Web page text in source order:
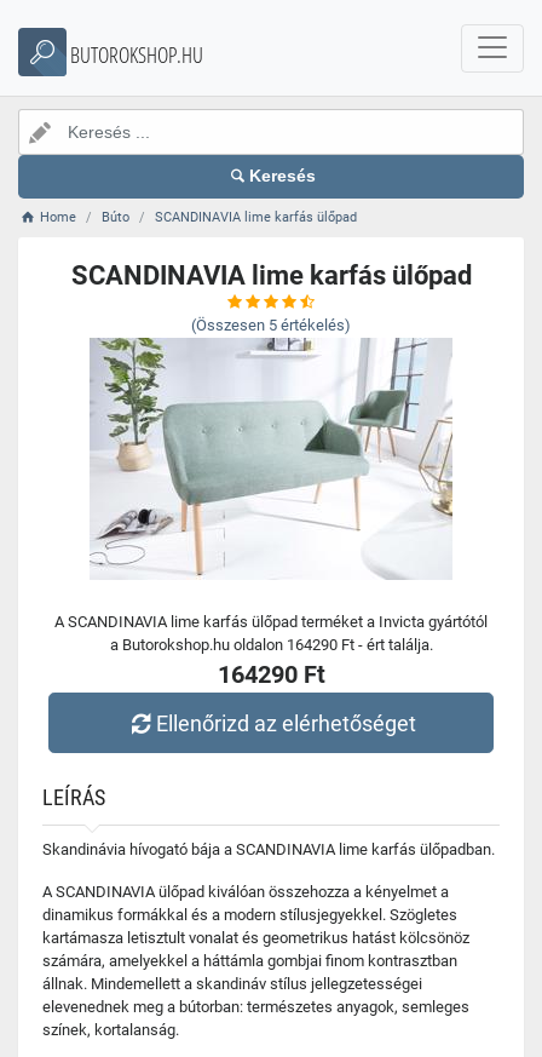
BUTOROKSHOP.HU
Keresés
Home Búto SCANDINAVIA lime karfás ülőpad
SCANDINAVIA lime karfás ülőpad
(Összesen 5 értékelés)
A SCANDINAVIA lime karfás ülőpad terméket a Invicta gyártótól
a Butorokshop.hu oldalon 164290 Ft - ért találja.
164290 Ft
Ellenőrizd az elérhetőséget
LEÍRÁS
Skandinávia hívogató bája a SCANDINAVIA lime karfás ülőpadban.
A SCANDINAVIA ülőpad kiválóan összehozza a kényelmet a
dinamikus formákkal és a modern stílusjegyekkel. Szögletes
kartámasza letisztult vonalat és geometrikus hatást kölcsönöz
számára, amelyekkel a háttámla gombjai finom kontrasztban
állnak. Mindemellett a skandináv stílus jellegzetességei
elevenednek meg a bútorban: természetes anyagok, semleges
színek, kortalanság.